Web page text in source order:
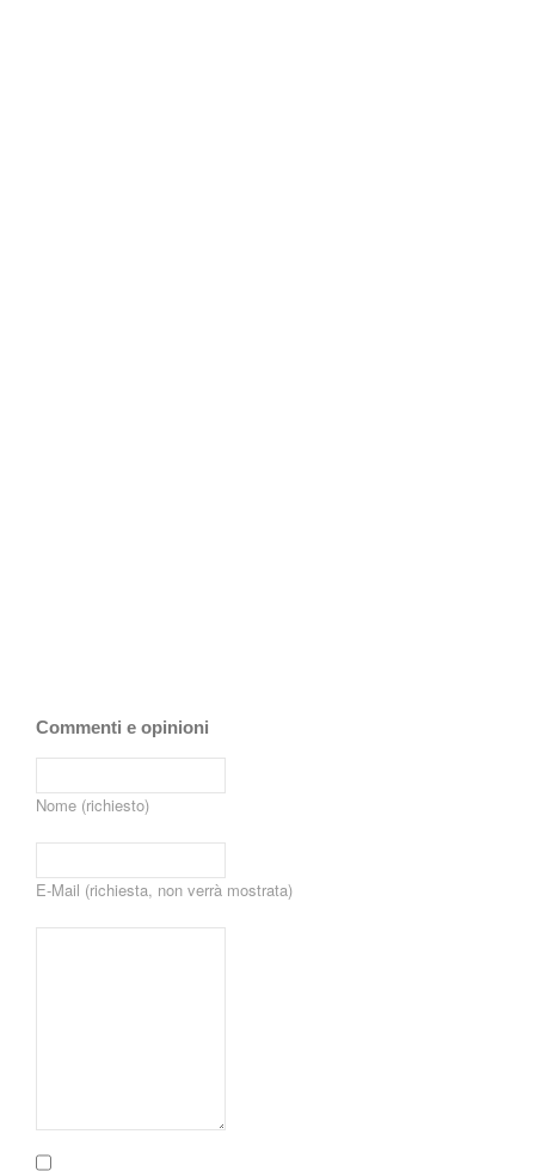
Commenti e opinioni
Nome (richiesto)
E-Mail (richiesta, non verrà mostrata)